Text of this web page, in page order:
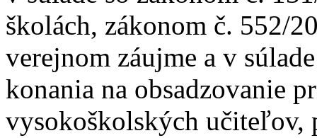
školách, zákonom č. 552/
verejnom záujme a v
konania na obsadzovanie
vysokoškolských učiteľov,